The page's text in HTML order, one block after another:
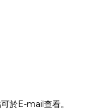
於E-mail查看。